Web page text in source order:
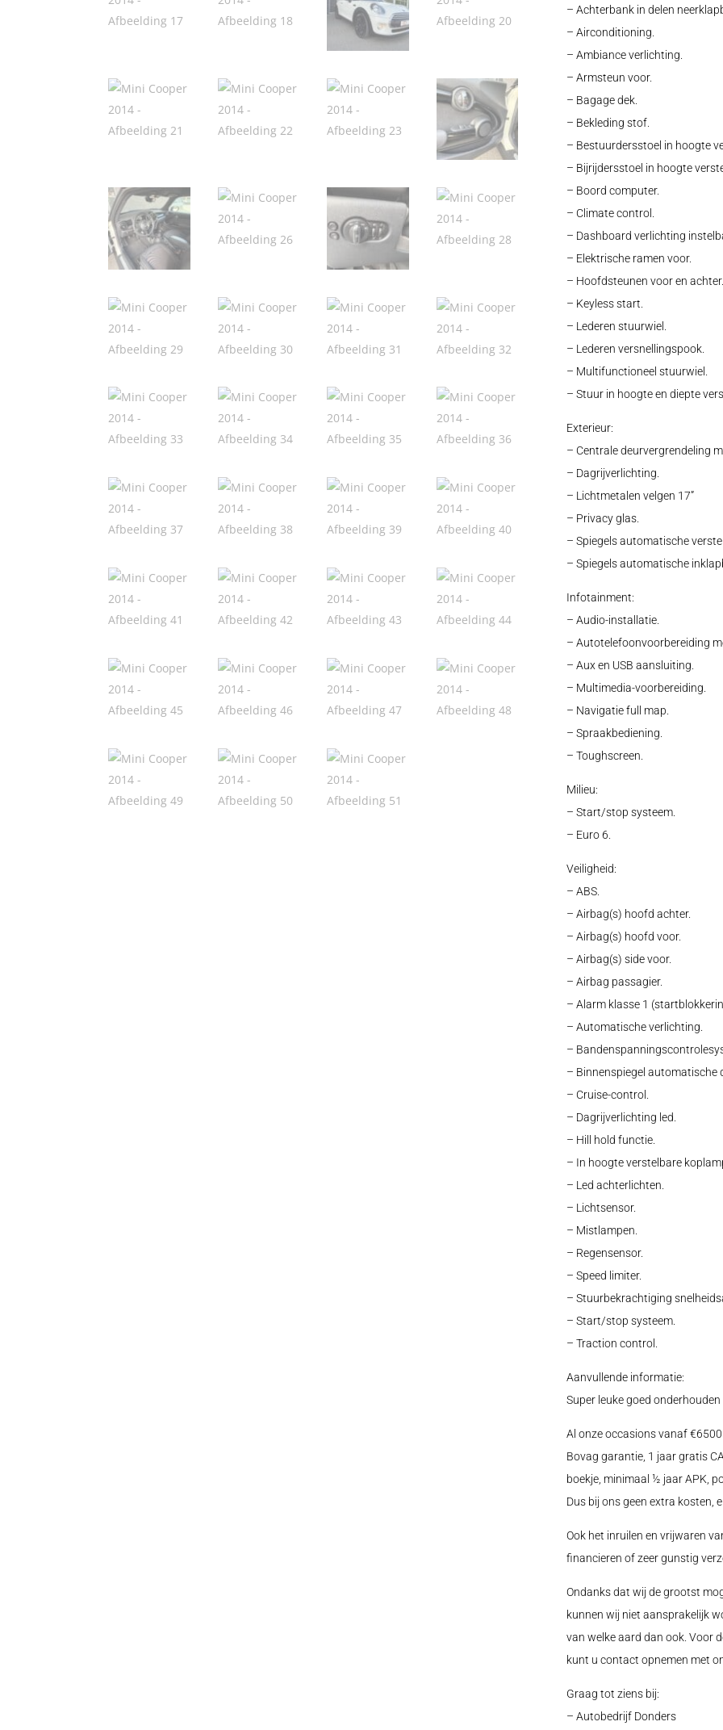
– Achterbank in delen
– Airconditioning.
– Ambiance verlichting.
– Armsteun voor.
– Bagage dek.
– Bekleding stof.
– Bestuurdersstoel in hoogte
– Bijrijdersstoel in hoogte
– Boord computer.
– Climate control.
– Dashboard verlichting
– Elektrische ramen voor.
– Hoofdsteunen voor en achter.
– Keyless start.
– Lederen stuurwiel.
– Lederen versnellingspook.
– Multifunctioneel stuurwiel.
– Stuur in hoogte en diepte
Exterieur:
– Centrale deurvergrendeling
– Dagrijverlichting.
– Lichtmetalen velgen 17”
– Privacy glas.
– Spiegels automatische
– Spiegels automatische
Infotainment:
– Audio-installatie.
– Autotelefoonvoorbereiding
– Aux en USB aansluiting.
– Multimedia-voorbereiding.
– Navigatie full map.
– Spraakbediening.
– Toughscreen.
Milieu:
– Start/stop systeem.
– Euro 6.
Veiligheid:
– ABS.
– Airbag(s) hoofd achter.
– Airbag(s) hoofd voor.
– Airbag(s) side voor.
– Airbag passagier.
– Alarm klasse 1
– Automatische verlichting.
–
– Binnenspiegel automatische
– Cruise-control.
– Dagrijverlichting led.
– Hill hold functie.
– In hoogte verstelbare
– Led achterlichten.
– Lichtsensor.
– Mistlampen.
– Regensensor.
– Speed limiter.
– Stuurbekrachtiging
– Start/stop systeem.
– Traction control.
Aanvullende informatie:
Super leuke goed
Al onze occasions vanaf
Bovag garantie, 1 jaar gratis
boekje, minimaal ½ jaar APK,
Dus bij ons geen extra kosten,
Ook het inruilen en vrijwaren
financieren of zeer gunstig
Ondanks dat wij de grootst
kunnen wij niet aansprakelijk
van welke aard dan ook. Voor
kunt u contact opnemen met
Graag tot ziens bij:
– Autobedrijf Donders